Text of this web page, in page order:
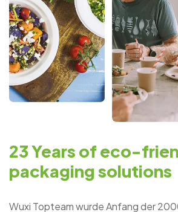
23 Years of eco-
packaging solutions
Wuxi Topteam wurde Anfang der